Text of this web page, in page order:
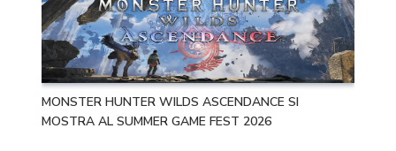
MONSTER HUNTER WILDS ASCENDANCE SI
MOSTRA AL SUMMER GAME FEST 2026